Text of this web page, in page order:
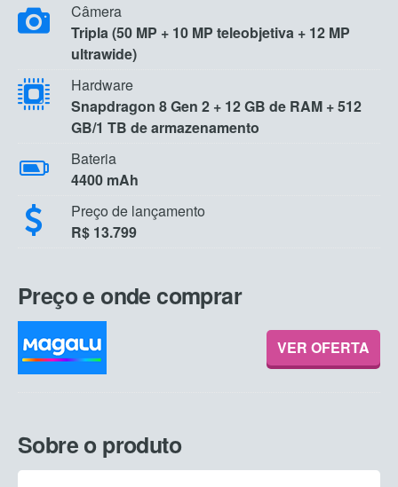
Câmera
Tripla (50 MP + 10 MP teleobjetiva + 12 MP
ultrawide)
Hardware
Snapdragon 8 Gen 2 + 12 GB de RAM + 512
GB/1 TB de armazenamento
Bateria
4400 mAh
Preço de lançamento
R$ 13.799
Preço e onde comprar
VER OFERTA
Sobre o produto